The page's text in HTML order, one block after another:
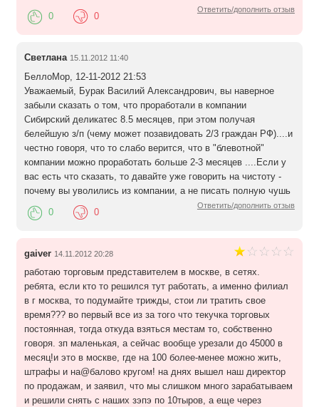
Ответить/дополнить отзыв
0 0
Светлана 15.11.2012 11:40
БеллоМор, 12-11-2012 21:53
Уважаемый, Бурак Василий Александрович, вы наверное
забыли сказать о том, что проработали в компании
Сибирский деликатес 8.5 месяцев, при этом получая
белейшую з/п (чему может позавидовать 2/3 граждан РФ)....и
честно говоря, что то слабо верится, что в "блевотной"
компании можно проработать больше 2-3 месяцев ....Если у
вас есть что сказать, то давайте уже говорить на чистоту -
почему вы уволились из компании, а не писать полную чушь
Ответить/дополнить отзыв
0 0
gaiver 14.11.2012 20:28
работаю торговым представителем в москве, в сетях.
ребята, если кто то решился тут работать, а именно филиал
в г москва, то подумайте трижды, стои ли тратить свое
время??? во первый все из за того что текучка торговых
постоянная, тогда откуда взяться местам то, собственно
говоря. зп маленькая, а сейчас вообще урезали до 45000 в
месяц!и это в москве, где на 100 более-менее можно жить,
штрафы и на@балово кругом! на днях вышел наш директор
по продажам, и заявил, что мы слишком много зарабатываем
и решили снять с наших зэпэ по 10тыров, а еще через